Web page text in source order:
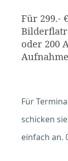
Für 299.-
oder 200
Für
schicken
einfach an.